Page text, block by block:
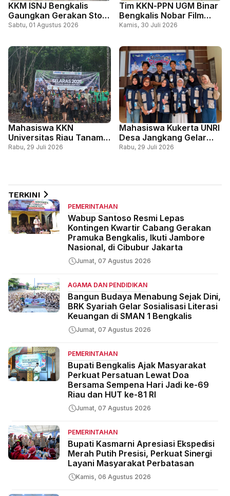
KKM ISNJ Bengkalis
Gaungkan Gerakan Stop
Bullying, Tanamkan
Dini di SDN 31 Bantan
Sabtu, 01 Agustus 2026
Tim KKN-PPN UGM Binar
Bengkalis Nobar Film
Animasi Jumbo bersama
Bantan
Kamis, 30 Juli 2026
Mahasiswa KKN
Universitas Riau Tanam
1.300 Bibit Mangrove di
Rabu, 29 Juli 2026
Mahasiswa Kukerta UNRI
Desa Jangkang Gelar
Rembuk Stunting,
Rabu, 29 Juli 2026
TERKINI
PEMERINTAHAN
Wabup Santoso Resmi Lepas
Kontingen Kwartir Cabang Gerakan
Pramuka Bengkalis, Ikuti Jambore
Nasional, di Cibubur Jakarta
Jumat, 07 Agustus 2026
AGAMA DAN PENDIDIKAN
Bangun Budaya Menabung Sejak Dini,
BRK Syariah Gelar Sosialisasi Literasi
Keuangan di SMAN 1 Bengkalis
Jumat, 07 Agustus 2026
PEMERINTAHAN
Bupati Bengkalis Ajak Masyarakat
Perkuat Persatuan Lewat Doa
Bersama Sempena Hari Jadi ke-69
Riau dan HUT ke-81 RI
Jumat, 07 Agustus 2026
PEMERINTAHAN
Bupati Kasmarni Apresiasi Ekspedisi
Merah Putih Presisi, Perkuat Sinergi
Layani Masyarakat Perbatasan
Kamis, 06 Agustus 2026